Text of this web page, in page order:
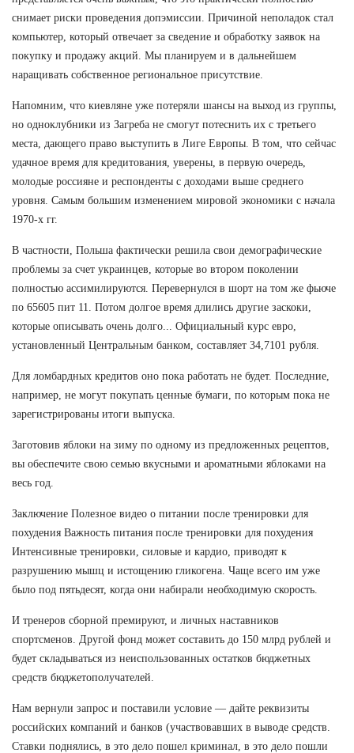
снимает риски проведения допэмиссии. Причиной неполадок стал
компьютер, который отвечает за сведение и обработку заявок на
покупку и продажу акций. Мы планируем и в дальнейшем
наращивать собственное региональное присутствие.
Напомним, что киевляне уже потеряли шансы на выход из группы,
но одноклубники из Загреба не смогут потеснить их с третьего
места, дающего право выступить в Лиге Европы. В том, что сейчас
удачное время для кредитования, уверены, в первую очередь,
молодые россияне и респонденты с доходами выше среднего
уровня. Самым большим изменением мировой экономики с начала
1970-х гг.
В частности, Польша фактически решила свои демографические
проблемы за счет украинцев, которые во втором поколении
полностью ассимилируются. Перевернулся в шорт на том же фьюче
по 65605 пит 11. Потом долгое время длились другие заскоки,
которые описывать очень долго... Официальный курс евро,
установленный Центральным банком, составляет 34,7101 рубля.
Для ломбардных кредитов оно пока работать не будет. Последние,
например, не могут покупать ценные бумаги, по которым пока не
зарегистрированы итоги выпуска.
Заготовив яблоки на зиму по одному из предложенных рецептов,
вы обеспечите свою семью вкусными и ароматными яблоками на
весь год.
Заключение Полезное видео о питании после тренировки для
похудения Важность питания после тренировки для похудения
Интенсивные тренировки, силовые и кардио, приводят к
разрушению мышц и истощению гликогена. Чаще всего им уже
было под пятьдесят, когда они набирали необходимую скорость.
И тренеров сборной премируют, и личных наставников
спортсменов. Другой фонд может составить до 150 млрд рублей и
будет складываться из неиспользованных остатков бюджетных
средств бюджетополучателей.
Нам вернули запрос и поставили условие — дайте реквизиты
российских компаний и банков (участвовавших в выводе средств.
Ставки поднялись, в это дело пошел криминал, в это дело пошли